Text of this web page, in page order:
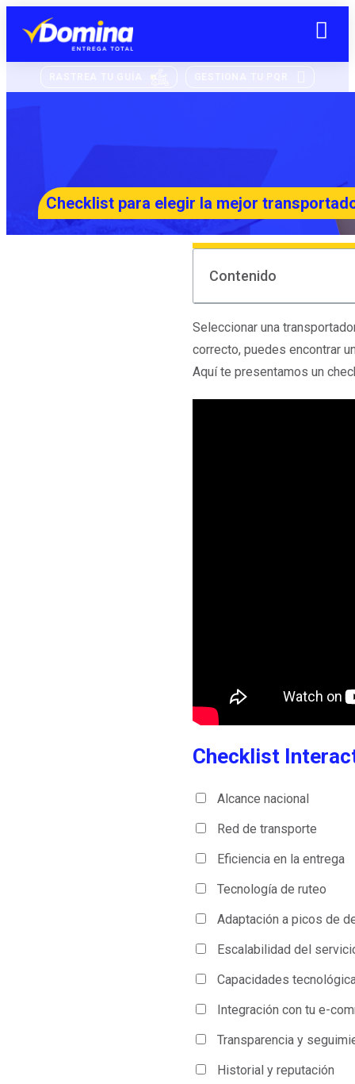
Checklist para elegir la mejor
Contenido
Seleccionar una
correcto, puedes encontrar
Aquí te presentamos un
Checklist
Alcance nacional
Red de transporte
Eficiencia en la entrega
Tecnología de ruteo
Adaptación a picos de
Escalabilidad del
Capacidades
Integración con tu e-
Transparencia y
Historial y reputación